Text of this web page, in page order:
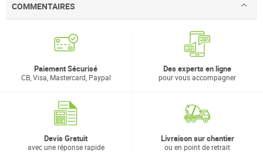
COMMENTAIRES
Paiement Sécurisé
CB, Visa, Mastercard, Paypal
Des experts en ligne
pour vous accompagner
Devis Gratuit
avec une réponse rapide
Livraison sur chantier
ou en point de retrait